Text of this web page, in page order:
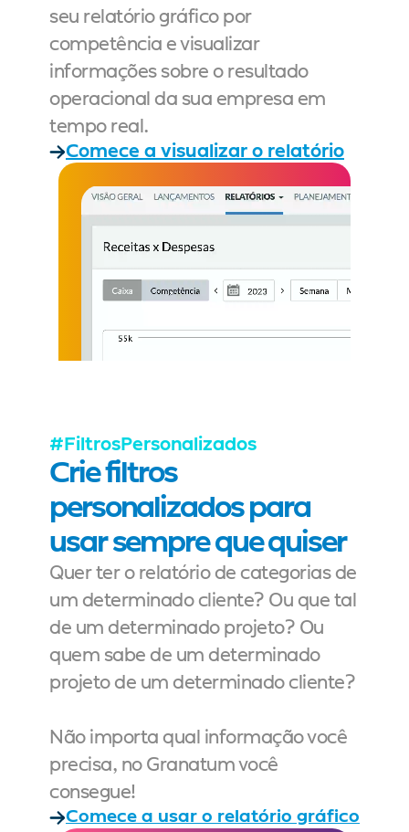
seu relatório gráfico por
competência e visualizar
informações sobre o resultado
operacional da sua empresa em
tempo real.
Comece a visualizar o relatório
#FiltrosPersonalizados
Crie filtros
personalizados para
usar sempre que quiser
Quer ter o relatório de categorias de
um determinado cliente? Ou que tal
de um determinado projeto? Ou
quem sabe de um determinado
projeto de um determinado cliente?
Não importa qual informação você
precisa, no Granatum você
consegue!
Comece a usar o relatório gráfico